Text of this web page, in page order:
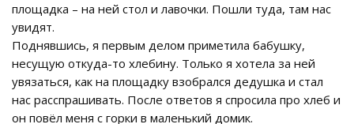
площадка – на ней стол и лавочки. Пошли туда, там нас
увидят.
Поднявшись, я первым делом приметила бабушку,
несущую откуда-то хлебину. Только я хотела за ней
увязаться, как на площадку взобрался дедушка и стал
нас расспрашивать. После ответов я спросила про хлеб и
он повёл меня с горки в маленький домик.